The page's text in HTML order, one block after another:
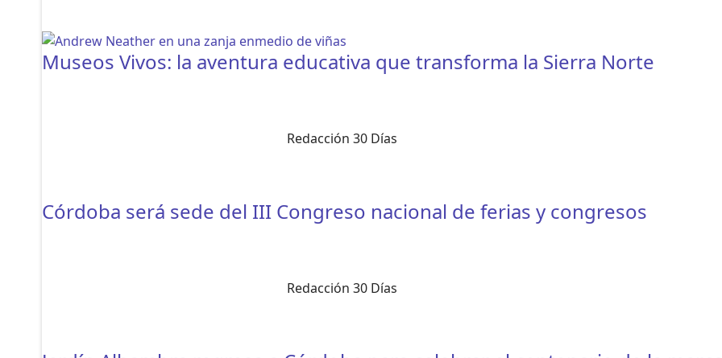
Museos Vivos: la aventura educativa que transforma la Sierra Norte
Redacción 30 Días
Córdoba será sede del III Congreso nacional de ferias y congresos
Redacción 30 Días